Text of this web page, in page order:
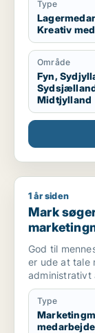
Type
Kreativ
Område
Fyn,
Midtjylland
Mark søger
1 år siden
Mark
God til
er ude at tale
administrativt
Type